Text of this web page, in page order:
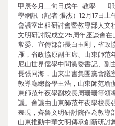
甲辰冬月二旬日戊午 教學 耶
學網訊（記者 張杰）12月17日
會議室出租研討會暨教導部人文
文明研討院成立25周年座談會
常委、宣傳部部長白玉剛，省政
雁，省政協原副主席、山東師范
尼山世界儒學中間黨委書記、副
長張同海，山東出書集團黨會議
教導廳總督學王浩，山東師范瑜
東師范年夜學副校長周珊珊等領
議。會議由山東師范年夜學校
表現，齊魯文明研討院作為教導
山東推動中華文明傳承創新研討